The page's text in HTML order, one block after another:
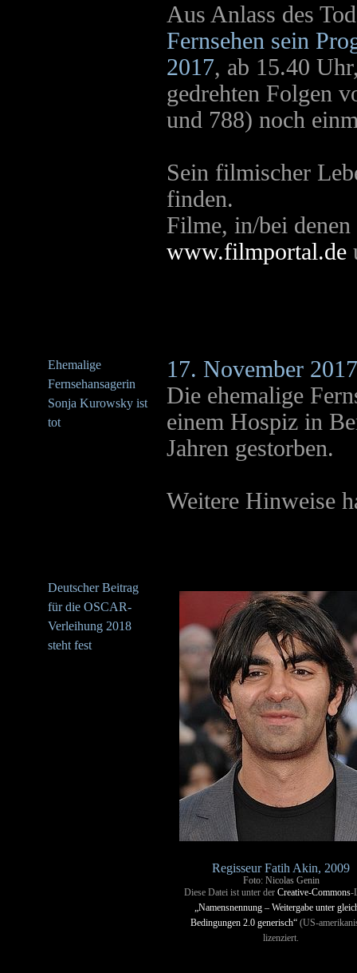
Aus Anlass des
Fernsehen sein
2017, ab 15.40
gedrehten Folgen
und 788) noch
Sein filmischer
finden.
Filme, in/bei
www.filmportal.de
Ehemalige
Fernsehansagerin
Sonja Kurowsky ist
tot
17. November 2017
Die ehemalige
einem Hospiz in
Jahren gestorben.
Weitere Hinweise
Deutscher Beitrag
für die OSCAR-
Verleihung 2018
steht fest
Regisseur Fatih Akin, 2009
Foto: Nicolas Genin
Diese Datei ist unter der Creative-Commons-
„Namensnennung – Weitergabe unter
Bedingungen 2.0 generisch“ (US-
lizenziert.